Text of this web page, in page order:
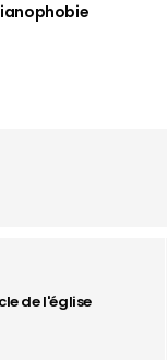
de l'église